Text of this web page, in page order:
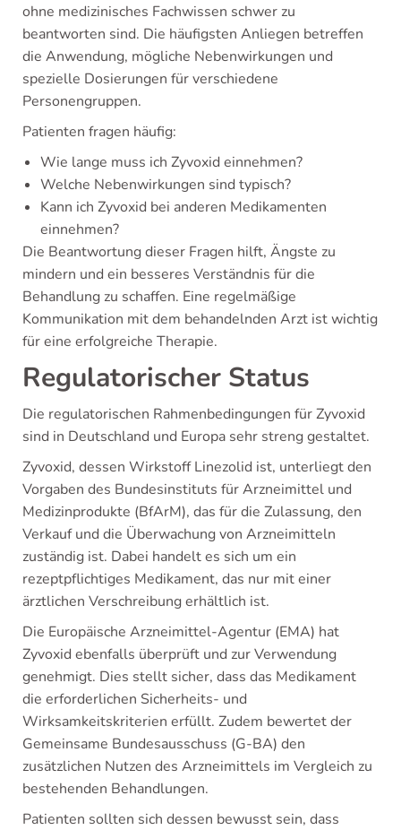
ohne medizinisches Fachwissen schwer zu
beantworten sind. Die häufigsten Anliegen betreffen
die Anwendung, mögliche Nebenwirkungen und
spezielle Dosierungen für verschiedene
Personengruppen.
Patienten fragen häufig:
Wie lange muss ich Zyvoxid einnehmen?
Welche Nebenwirkungen sind typisch?
Kann ich Zyvoxid bei anderen Medikamenten
einnehmen?
Die Beantwortung dieser Fragen hilft, Ängste zu
mindern und ein besseres Verständnis für die
Behandlung zu schaffen. Eine regelmäßige
Kommunikation mit dem behandelnden Arzt ist wichtig
für eine erfolgreiche Therapie.
Regulatorischer Status
Die regulatorischen Rahmenbedingungen für Zyvoxid
sind in Deutschland und Europa sehr streng gestaltet.
Zyvoxid, dessen Wirkstoff Linezolid ist, unterliegt den
Vorgaben des Bundesinstituts für Arzneimittel und
Medizinprodukte (BfArM), das für die Zulassung, den
Verkauf und die Überwachung von Arzneimitteln
zuständig ist. Dabei handelt es sich um ein
rezeptpflichtiges Medikament, das nur mit einer
ärztlichen Verschreibung erhältlich ist.
Die Europäische Arzneimittel-Agentur (EMA) hat
Zyvoxid ebenfalls überprüft und zur Verwendung
genehmigt. Dies stellt sicher, dass das Medikament
die erforderlichen Sicherheits- und
Wirksamkeitskriterien erfüllt. Zudem bewertet der
Gemeinsame Bundesausschuss (G-BA) den
zusätzlichen Nutzen des Arzneimittels im Vergleich zu
bestehenden Behandlungen.
Patienten sollten sich dessen bewusst sein, dass